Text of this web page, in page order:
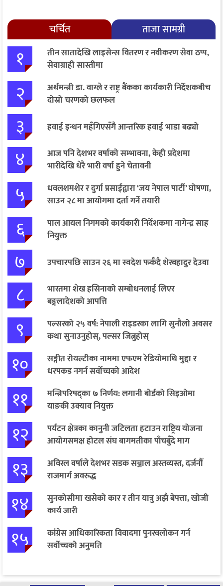
चर्चित ताजा सामग्री
१
तीन सातादेखि लाइसेन्स वितरण र नवीकरण सेवा ठप्प,
सेवाग्राही सास्तीमा
२
अर्थमन्त्री डा. वाग्ले र राष्ट्र बैंकका कार्यकारी निर्देशकबीच
दोस्रो चरणको छलफल
३ हवाई इन्धन महँगिएसँगै आन्तरिक हवाई भाडा बढ्यो
४
आज पनि देशभर वर्षाको सम्भावना, केही प्रदेशमा
भारीदेखि धेरै भारी वर्षा हुने चेतावनी
५
धवलशमशेर र दुर्गा प्रसाईंद्वारा ‘जय नेपाल पार्टी’ घोषणा,
साउन २८ मा आयोगमा दर्ता गर्ने तयारी
६
पाल आयल निगमको कार्यकारी निर्देशकमा नागेन्द्र साह
नियुक्त
७ उपचारपछि साउन २६ मा स्वदेश फर्कँदै शेरबहादुर देउवा
८
भारतमा शेख हसिनाको सम्बोधनलाई लिएर
बङ्गलादेशको आपत्ति
९
पल्सरको २५ वर्ष: नेपाली राइडरका लागि सुनौलो अवसर
कथा सुनाउनुहोस्, पल्सर जित्नुहोस्
१०
सङ्गीत रोयल्टीका नाममा एफएम रेडियोमाथि मुद्दा र
धरपकड नगर्न सर्वोच्चको आदेश
११
मन्त्रिपरिषद्का ७ निर्णय: लगानी बोर्डको सिइओमा
याङकी उक्याव नियुक्त
१२
पर्यटन क्षेत्रका कानुनी जटिलता हटाउन राष्ट्रिय योजना
आयोगसमक्ष होटल संघ बागमतीका पाँचबुँदे माग
१३
अविरल वर्षाले देशभर सडक सञ्जाल अस्तव्यस्त, दर्जनौँ
राजमार्ग अवरुद्ध
१४
सुनकोसीमा खसेको कार र तीन यात्रु अझै बेपत्ता, खोजी
कार्य जारी
१५
कांग्रेस आधिकारिकता विवादमा पुनरवलोकन गर्न
सर्वोच्चको अनुमति